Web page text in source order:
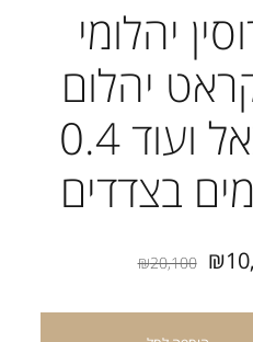
יהלומי
3 קראט יהלום
מרכזית אובאל ועוד 0.4
בצדדים
₪20,100 ₪